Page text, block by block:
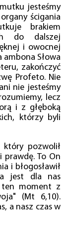
jesteśmy
ścigania
brakiem
do dalszej
i owocnej
Słowa
zakończyć
Profeto. Nie
nie jesteśmy
lecz
i z głęboką
którzy byli
pozwolił
prawdę. To On
i błogosławił
jest dla nas
ten moment z
(Mt 6,10).
a nasz czas w